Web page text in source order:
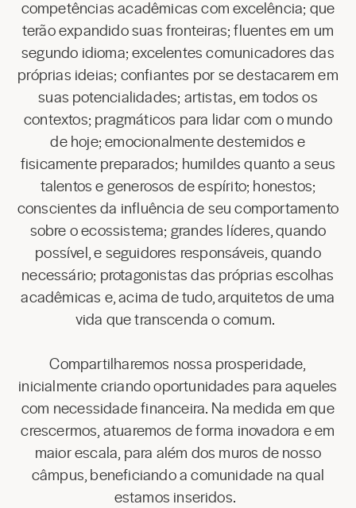
competências acadêmicas com excelência; que
terão expandido suas fronteiras; fluentes em um
segundo idioma; excelentes comunicadores das
próprias ideias; confiantes por se destacarem em
suas potencialidades; artistas, em todos os
contextos; pragmáticos para lidar com o mundo
de hoje; emocionalmente destemidos e
fisicamente preparados; humildes quanto a seus
talentos e generosos de espírito; honestos;
conscientes da influência de seu comportamento
sobre o ecossistema; grandes líderes, quando
possível, e seguidores responsáveis, quando
necessário; protagonistas das próprias escolhas
acadêmicas e, acima de tudo, arquitetos de uma
vida que transcenda o comum.
Compartilharemos nossa prosperidade,
inicialmente criando oportunidades para aqueles
com necessidade financeira. Na medida em que
crescermos, atuaremos de forma inovadora e em
maior escala, para além dos muros de nosso
câmpus, beneficiando a comunidade na qual
estamos inseridos.